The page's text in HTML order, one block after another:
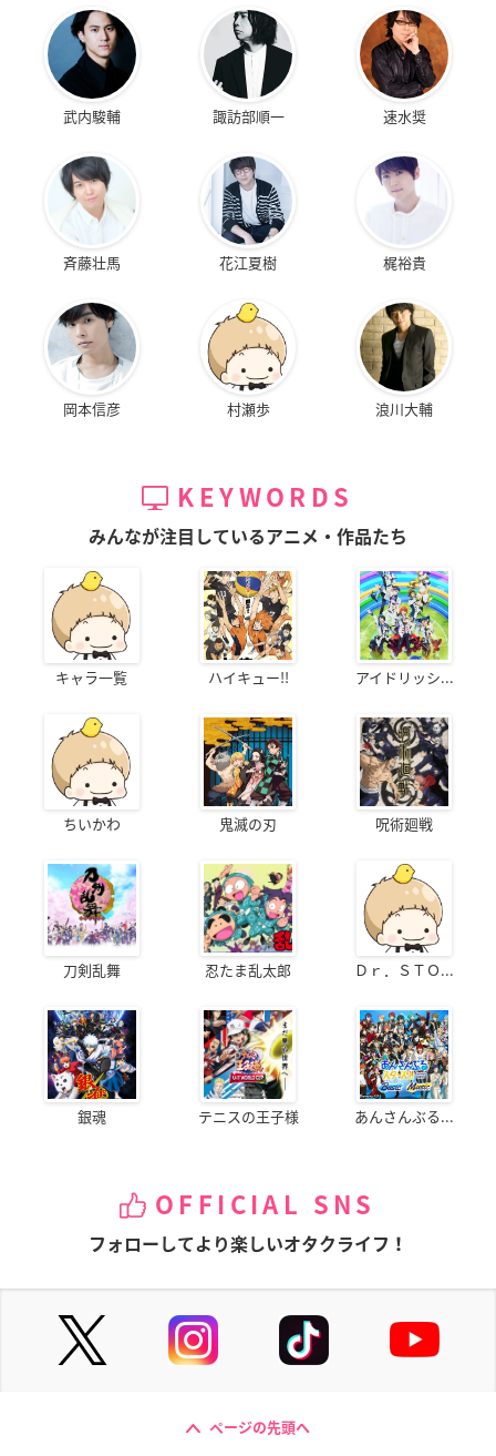
武内駿輔 諏訪部順一 速水奨
斉藤壮馬 花江夏樹 梶裕貴
岡本信彦 村瀬歩 浪川大輔
KEYWORDS
みんなが注目しているアニメ・作品たち
キャラ一覧 ハイキュー!! アイドリッシ...
ちいかわ 鬼滅の刃 呪術廻戦
刀剣乱舞 忍たま乱太郎 Ｄｒ．ＳＴＯ...
銀魂 テニスの王子様 あんさんぶる...
OFFICIAL SNS
フォローしてより楽しいオタクライフ！
ページの先頭へ